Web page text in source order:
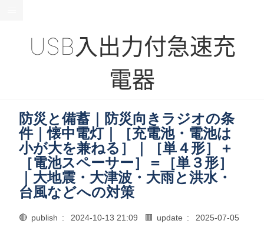
USB入出力付急速充
電器
防災と備蓄｜防災向きラジオの条
件｜懐中電灯｜［充電池・電池は
小が大を兼ねる］｜［単４形］＋
［電池スペーサー］＝［単３形］
｜大地震・大津波・大雨と洪水・
台風などへの対策
🔴 publish : 2024-10-13 21:09 🟥 update :
2025-07-05